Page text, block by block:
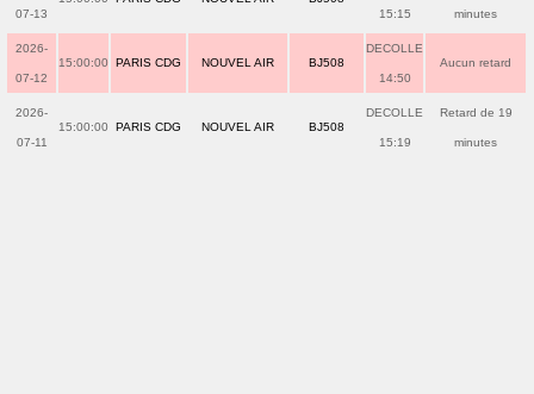
07-13 15:15 minutes
2026-
07-12
15:00:00 PARIS CDG NOUVEL AIR BJ508
DECOLLE
14:50
Aucun retard
2026-
07-11
15:00:00 PARIS CDG NOUVEL AIR BJ508
DECOLLE
15:19
Retard de 19
minutes